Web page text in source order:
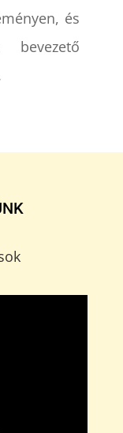
és
bevezető